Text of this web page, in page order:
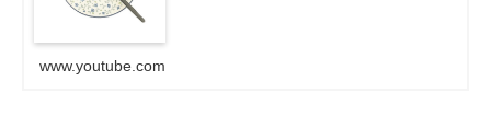
www.youtube.com